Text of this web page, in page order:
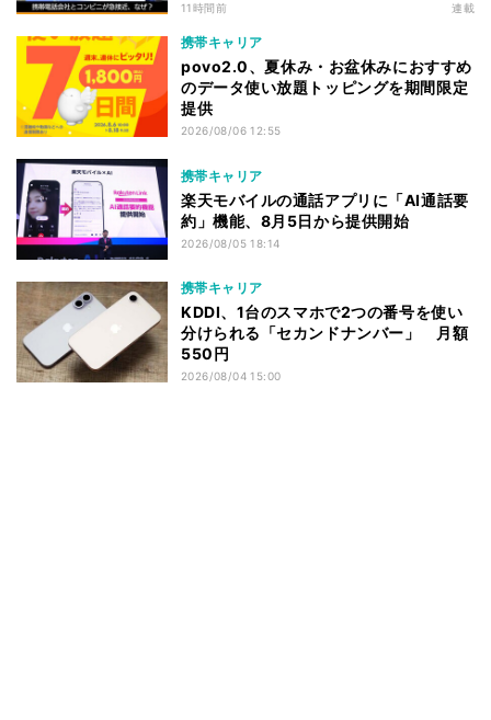
る理由は
11時間前 連載
携帯キャリア
povo2.0、夏休み・お盆休みにおすすめ
のデータ使い放題トッピングを期間限定
提供
2026/08/06 12:55
携帯キャリア
楽天モバイルの通話アプリに「AI通話要
約」機能、8月5日から提供開始
2026/08/05 18:14
携帯キャリア
KDDI、1台のスマホで2つの番号を使い
分けられる「セカンドナンバー」 月額
550円
2026/08/04 15:00